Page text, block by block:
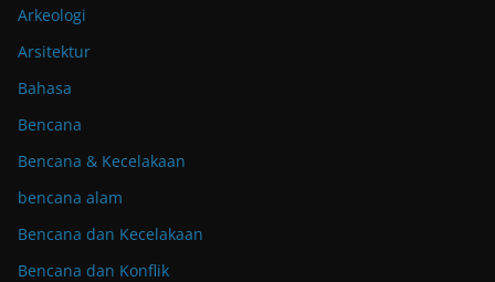
Arkeologi
Arsitektur
Bahasa
Bencana
Bencana & Kecelakaan
bencana alam
Bencana dan Kecelakaan
Bencana dan Konflik